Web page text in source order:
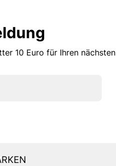
10 Euro für Ihren nächsten